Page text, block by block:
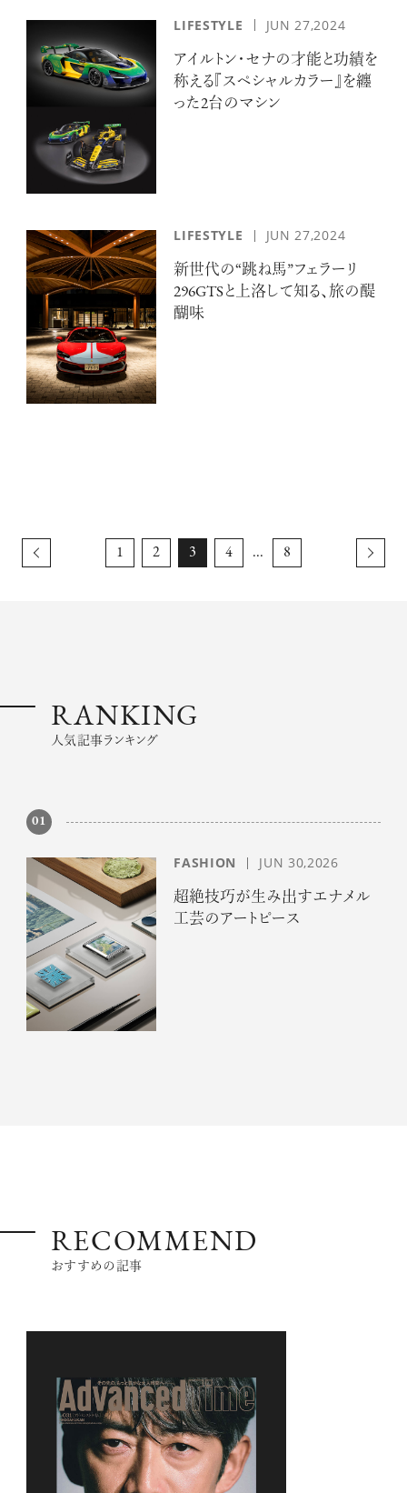
LIFESTYLE JUN 27,2024
アイルトン・セナの才能と功績を
称える『スペシャルカラー』を纏
った2台のマシン
LIFESTYLE JUN 27,2024
新世代の“跳ね馬”フェラーリ
296GTSと上洛して知る、旅の醍
醐味
1 2 3 4 ... 8
RANKING
人気記事ランキング
01
FASHION JUN 30,2026
超絶技巧が生み出すエナメル
工芸のアートピース
RECOMMEND
おすすめの記事